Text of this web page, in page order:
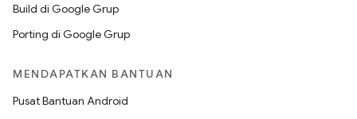
Build di Google Grup
Porting di Google Grup
MENDAPATKAN BANTUAN
Pusat Bantuan Android